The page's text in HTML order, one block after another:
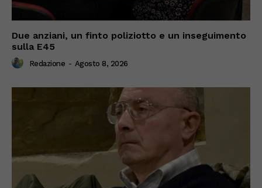
Due anziani, un finto poliziotto e un inseguimento
sulla E45
Redazione - Agosto 8, 2026